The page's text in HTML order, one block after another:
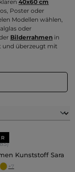
40x60 cm
Poster oder
Modellen wählen,
oder
Bilderrahmen in
und überzeugt mit
Bewertung von
Kunststoff Sara
+7